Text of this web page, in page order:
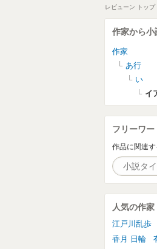
レビューン トップ
作家から小
作家
あ行
い
イ
フリーワ
作品に関連す
人気の作家
江戸川乱歩
香月 日輪